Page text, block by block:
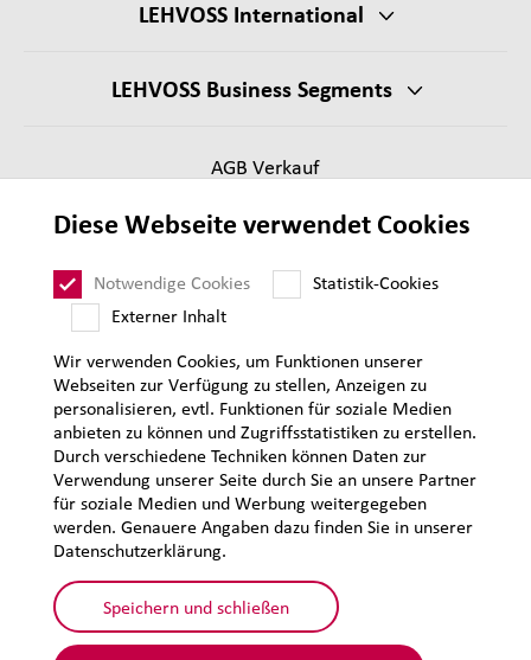
LEHVOSS International
LEHVOSS Business Segments
AGB Verkauf
Impressum
Datenschutz
Diese Webseite verwendet Cookies
Notwendige Cookies
Statistik-Cookies
Externer Inhalt
Wir verwenden Cookies, um Funktionen unserer
Webseiten zur Verfügung zu stellen, Anzeigen zu
personalisieren, evtl. Funktionen für soziale Medien
anbieten zu können und Zugriffsstatistiken zu erstellen.
Durch verschiedene Techniken können Daten zur
Verwendung unserer Seite durch Sie an unsere Partner
für soziale Medien und Werbung weitergegeben
werden. Genauere Angaben dazu finden Sie in unserer
Datenschutzerklärung.
Speichern und schließen